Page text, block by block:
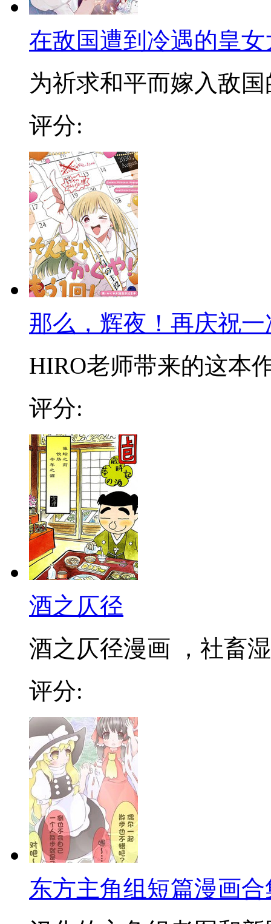
在敌国遭到冷遇的皇
为祈求和平而嫁入敌国
评分:
那么，辉夜！再庆祝一
HIRO老师带来的这本
评分:
酒之仄径
酒之仄径漫画 ，社畜
评分:
东方主角组短篇漫画合